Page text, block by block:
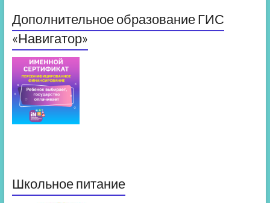
Дополнительное образование ГИС
«Навигатор»
Школьное питание